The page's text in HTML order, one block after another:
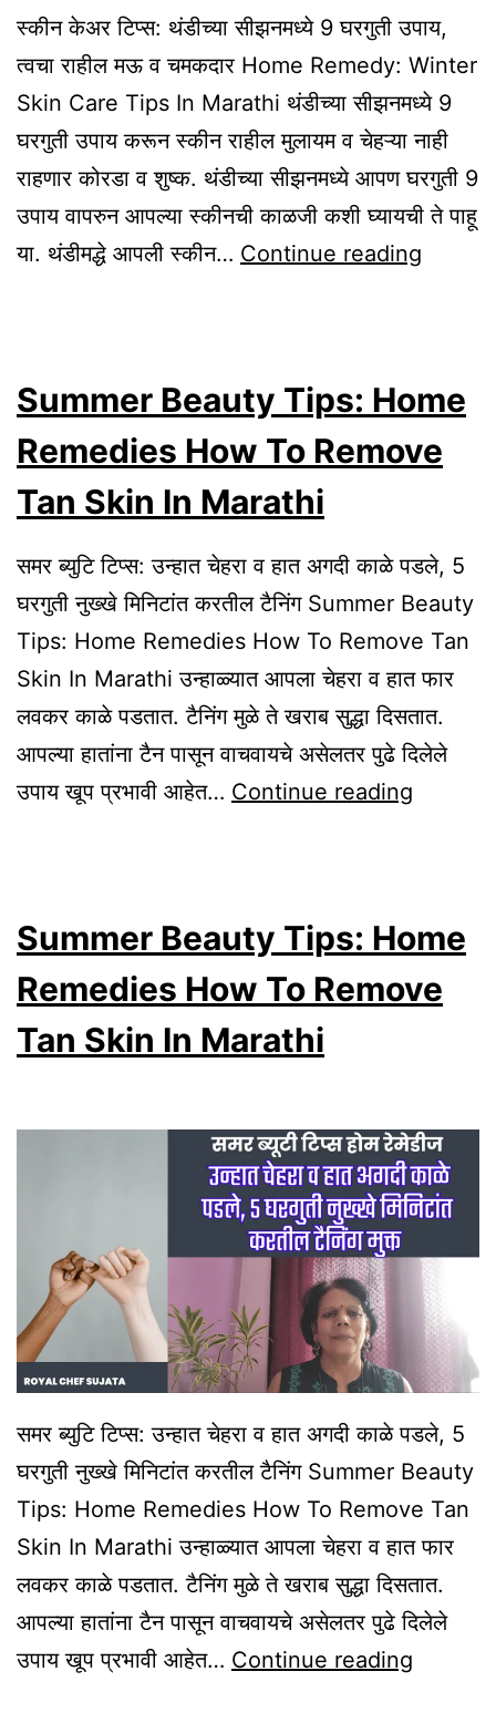
स्कीन केअर टिप्स: थंडीच्या सीझनमध्ये 9 घरगुती उपाय,
त्वचा राहील मऊ व चमकदार Home Remedy: Winter
Skin Care Tips In Marathi थंडीच्या सीझनमध्ये 9
घरगुती उपाय करून स्कीन राहील मुलायम व चेहऱ्या नाही
राहणार कोरडा व शुष्क. थंडीच्या सीझनमध्ये आपण घरगुती 9
उपाय वापरुन आपल्या स्कीनची काळजी कशी घ्यायची ते पाहू
या. थंडीमद्धे आपली स्कीन… Continue reading
Care
Tips
Summer Beauty Tips: Home
Remedies How To Remove
Tan Skin In Marathi
समर ब्युटि टिप्स: उन्हात चेहरा व हात अगदी काळे पडले, 5
घरगुती नुख्खे मिनिटांत करतील टैनिंग Summer Beauty
Tips: Home Remedies How To Remove Tan
Skin In Marathi उन्हाळ्यात आपला चेहरा व हात फार
लवकर काळे पडतात. टैनिंग मुळे ते खराब सुद्धा दिसतात.
आपल्या हातांना टैन पासून वाचवायचे असेलतर पुढे दिलेले
उपाय खूप प्रभावी आहेत… Continue reading
How
Skin
In
Marathi
Summer Beauty Tips: Home
Remedies How To Remove
Tan Skin In Marathi
समर ब्युटि टिप्स: उन्हात चेहरा व हात अगदी काळे पडले, 5
घरगुती नुख्खे मिनिटांत करतील टैनिंग Summer Beauty
Tips: Home Remedies How To Remove Tan
Skin In Marathi उन्हाळ्यात आपला चेहरा व हात फार
लवकर काळे पडतात. टैनिंग मुळे ते खराब सुद्धा दिसतात.
आपल्या हातांना टैन पासून वाचवायचे असेलतर पुढे दिलेले
उपाय खूप प्रभावी आहेत… Continue reading